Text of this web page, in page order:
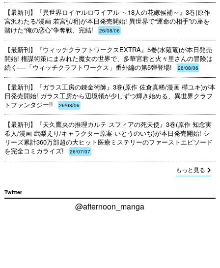
【最新刊】『異世界ロイヤルロワイアル ～18人の花嫁候補～』3巻(原作
宮沢わたる/漫画 若宮弘明)が本日発売開始! 異世界で“運命の相手”の座を
賭けた“俺の恋心”争奪戦、完結!
26/08/06
【最新刊】『ウィッチクラフトワークスEXTRA』5巻(水薙竜)が本日発売
開始! 権謀術策にまみれた魔女の世界で、多華宮君と火々里さんの冒険は
続く──「ウィッチクラフトワークス」番外編の第5弾登場!
26/08/06
【最新刊】『ガラス工房の錬金術師』3巻(原作 佐倉真稀/漫画 樺ユキ)が本
日発売開始! ガラス工房から辺境領が少しずつ輝き始める、異世界クラフ
トファンタジー!!
26/08/06
【最新刊】『天久鷹央の推理カルテ スフィアの死天使』3巻(原作 知念実
希人/漫画 武梨えり/キャラクター原案 いとうのいぢ)が本日発売開始! シ
リーズ累計360万部超の大ヒット医療ミステリーのファーストエピソード
を完全コミカライズ!
26/07/07
もっと見る
Twitter
@afternoon_manga